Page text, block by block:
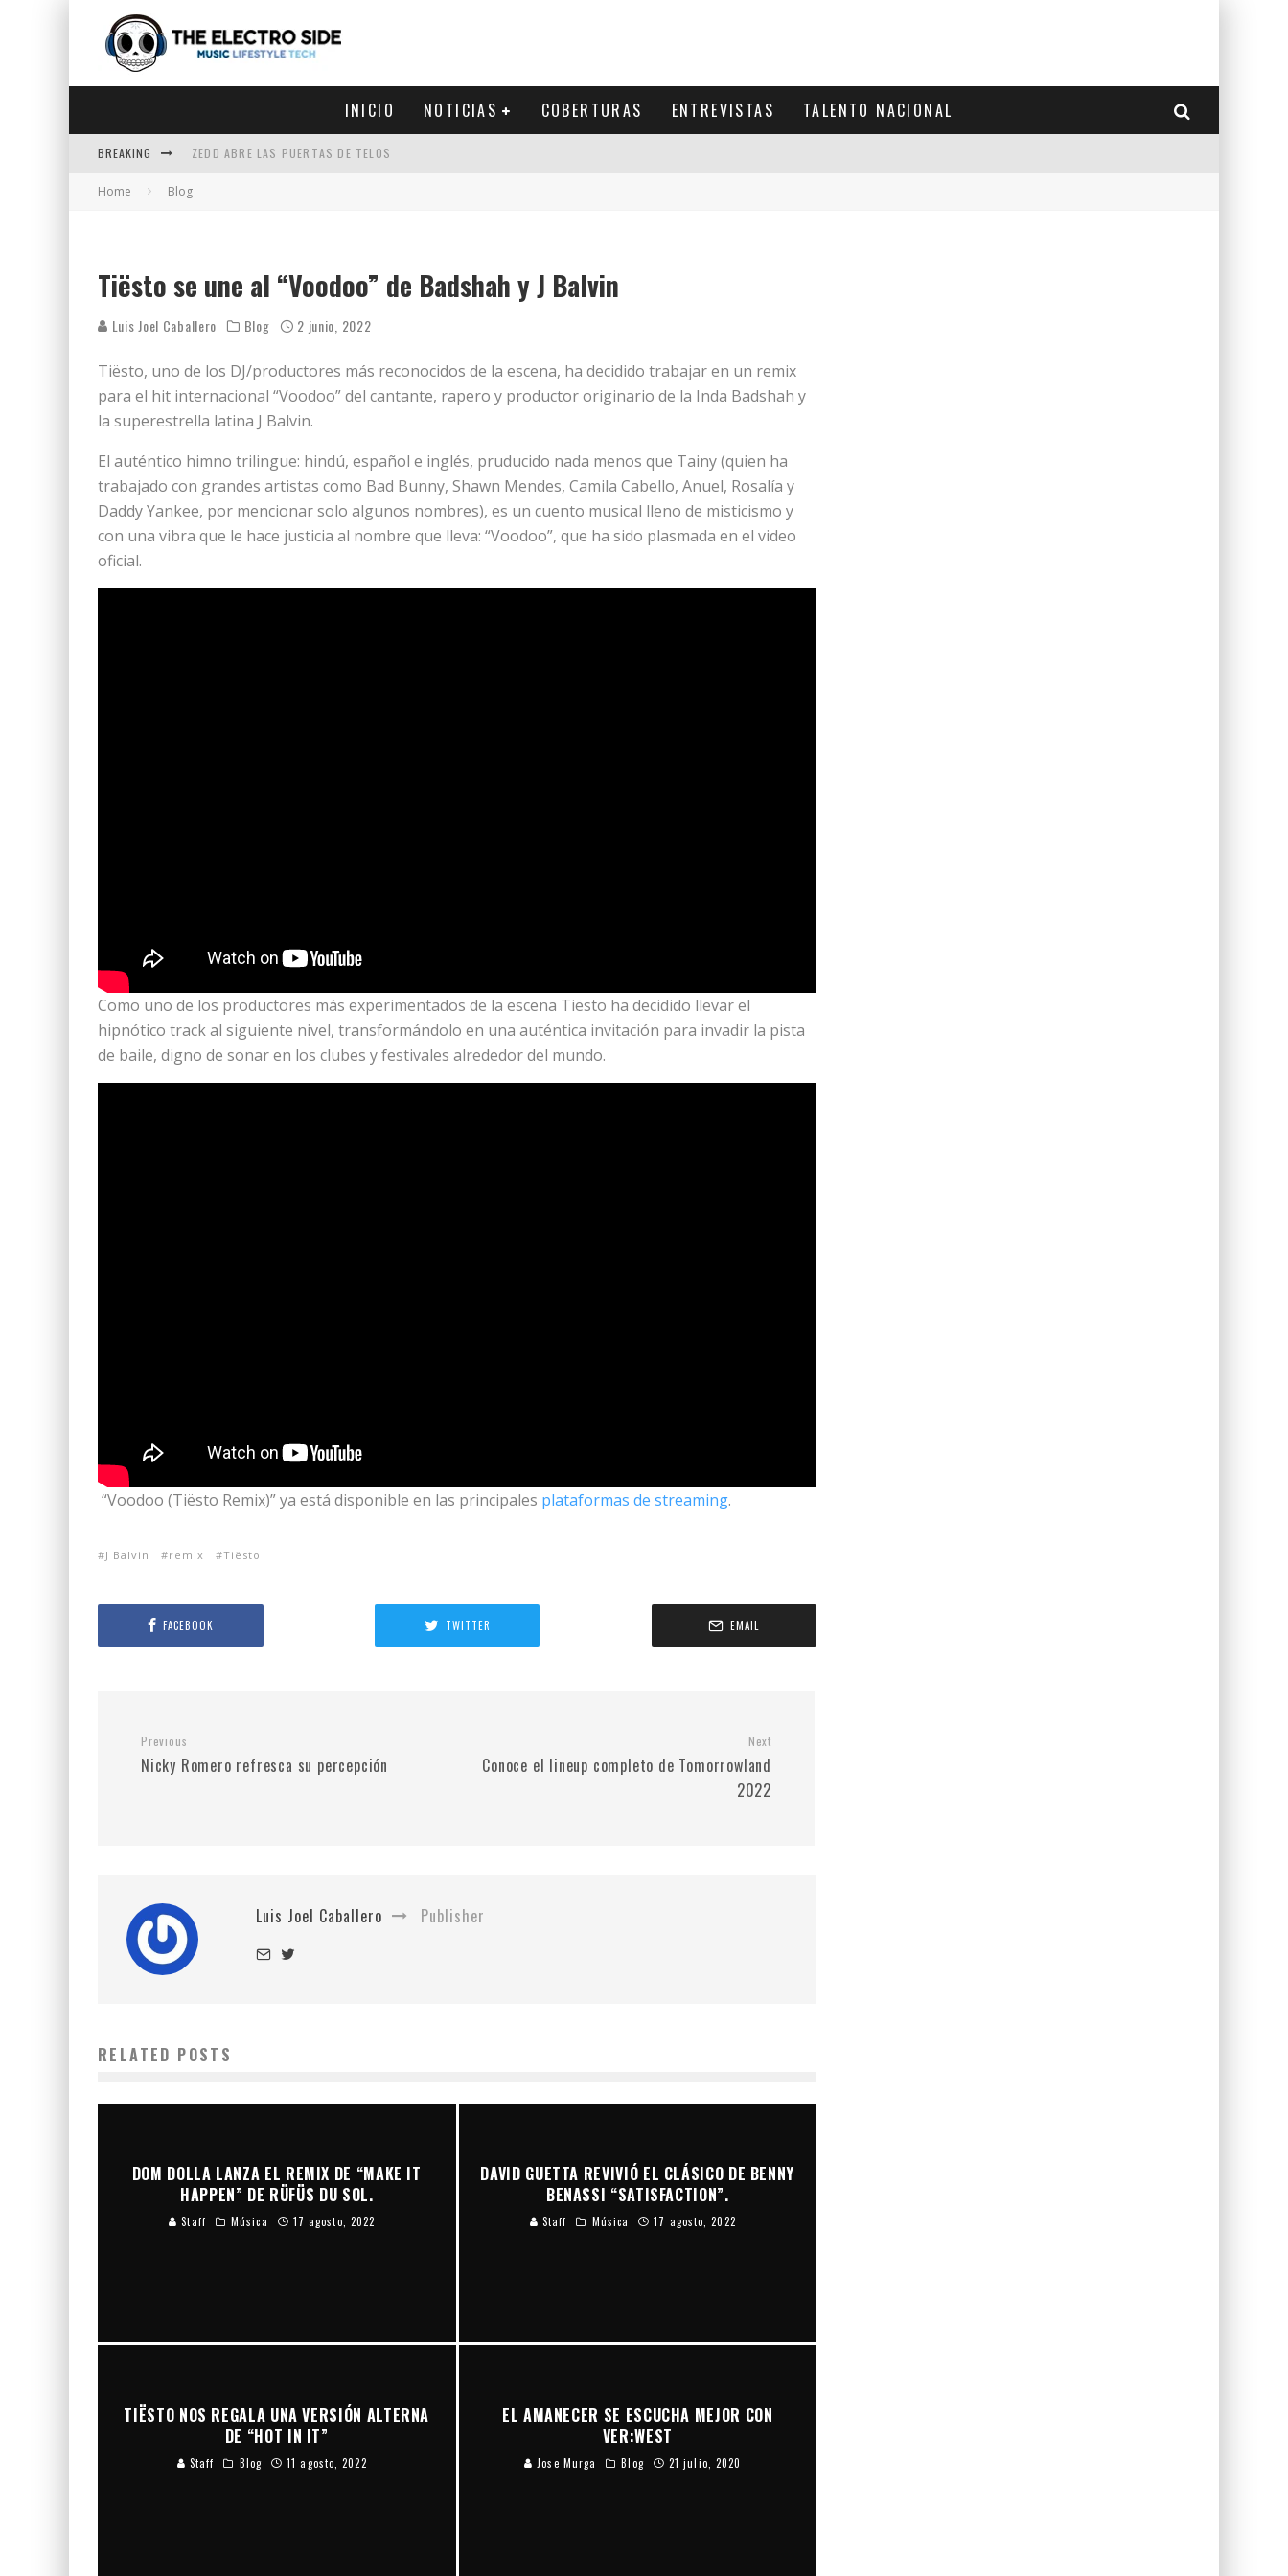
INICIO NOTICIAS COBERTURAS ENTREVISTAS TALENTO NACIONAL
BREAKING ZEDD ABRE LAS PUERTAS DE TELOS
ZEDD IN THE PARK VUELVE A LA
Home Blog
Tiësto se une al “Voodoo” de Badshah y J Balvin
Luis Joel Caballero Blog 2 junio, 2022
Tiësto, uno de los DJ/productores más reconocidos de la escena, ha decidido trabajar en un remix
para el hit internacional “Voodoo” del cantante, rapero y productor originario de la Inda Badshah y
la superestrella latina J Balvin.
El auténtico himno trilingue: hindú, español e inglés, pruducido nada menos que Tainy (quien ha
trabajado con grandes artistas como Bad Bunny, Shawn Mendes, Camila Cabello, Anuel, Rosalía y
Daddy Yankee, por mencionar solo algunos nombres), es un cuento musical lleno de misticismo y
con una vibra que le hace justicia al nombre que lleva: “Voodoo”, que ha sido plasmada en el video
oficial.
Como uno de los productores más experimentados de la escena Tiësto ha decidido llevar el
hipnótico track al siguiente nivel, transformándolo en una auténtica invitación para invadir la pista
de baile, digno de sonar en los clubes y festivales alrededor del mundo.
“Voodoo (Tiësto Remix)” ya está disponible en las principales plataformas de streaming.
J Balvin remix Tiësto
FACEBOOK TWITTER EMAIL
Previous
Nicky Romero refresca su percepción
Next
Conoce el lineup completo de Tomorrowland
2022
Luis Joel Caballero Publisher
RELATED POSTS
DOM DOLLA LANZA EL REMIX DE “MAKE IT
HAPPEN” DE RÜFÜS DU SOL.
Staff Música 17 agosto, 2022
DAVID GUETTA REVIVIÓ EL CLÁSICO DE BENNY
BENASSI “SATISFACTION”.
Staff Música 17 agosto, 2022
TIËSTO NOS REGALA UNA VERSIÓN ALTERNA
DE “HOT IN IT”
Staff Blog 11 agosto, 2022
EL AMANECER SE ESCUCHA MEJOR CON
VER:WEST
Jose Murga Blog 21 julio, 2020